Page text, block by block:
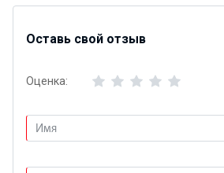
Оставь свой отзыв
Оценка: